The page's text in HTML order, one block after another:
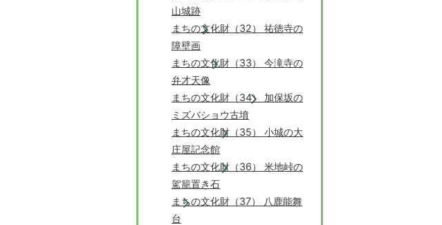
山城跡
まちの文化財（32） 祐徳寺の
障壁画
まちの文化財（33） 今滝寺の
弁才天像
まちの文化財（34） 加保坂の
ミズバショウ古墳
まちの文化財（35） 小城の大
庄屋記念館
まちの文化財（36） 米地峠の
駕籠置き石
まちの文化財（37） 八鹿能舞
台